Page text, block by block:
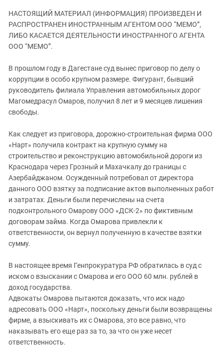
КАВКАЗ ЗА ПАЛЕСТИНУ
ИНАКОМЫСЛИЕ В ЧЕЧНЕ
ПРЕСЛЕДОВАНИЕ АКТИВИСТОВ
Ингушетия
Кабардино-Балкария
Карачаево-Черкесия
Краснодарский край
Нагорный Карабах
Российская Федерация
Ростовская область
Северная Осетия - Алания
Ставропольский край
Чечня
Южная Осетия
Южный Кавказ
НАСТОЯЩИЙ МАТЕРИАЛ (ИНФОРМАЦИЯ) ПРОИЗВЕДЕН И
РАСПРОСТРАНЕН ИНОСТРАННЫМ АГЕНТОМ ООО “МЕМО”,
ЛИБО КАСАЕТСЯ ДЕЯТЕЛЬНОСТИ ИНОСТРАННОГО АГЕНТА
ООО “МЕМО”.
В прошлом году в Дагестане суд вынес приговор по делу о
коррупции в особо крупном размере. Фигурант, бывший
руководитель филиала Управления автомобильных дорог
Магомедрасул Омаров, получил 8 лет и 9 месяцев лишения
свободы.
Как следует из приговора, дорожно-строительная фирма ООО
«Нарт» получила контракт на крупную сумму на
строительство и реконструкцию автомобильной дороги из
Краснодара через Грозный и Махачкалу до границы с
Азербайджаном. Осужденный потребовал от директора
данного ООО взятку за подписание актов выполненных работ
и затратах. Деньги были перечислены на счета
подконтрольного Омарову ООО «ДСК-2» по фиктивным
договорам займа. Когда Омарова привлекли к
ответственности, он вернул полученную в качестве взятки
сумму.
В настоящее время Генпрокуратура РФ обратилась в суд с
иском о взыскании с Омарова и его ООО 60 млн. рублей в
доход государства.
Адвокаты Омарова пытаются доказать, что иск надо
адресовать ООО «Нарт», поскольку деньги были возвращены
фирме, а взыскивать их с Омарова, это все равно, что
наказывать его еще раз за то, за что он уже несет
ответственность.